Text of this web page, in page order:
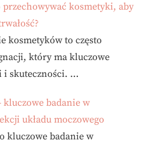
przechowywać kosmetyki, aby
kosmetyków to często
który ma kluczowe
i skuteczności. …
kluczowe badanie w
układu moczowego
kluczowe badanie w